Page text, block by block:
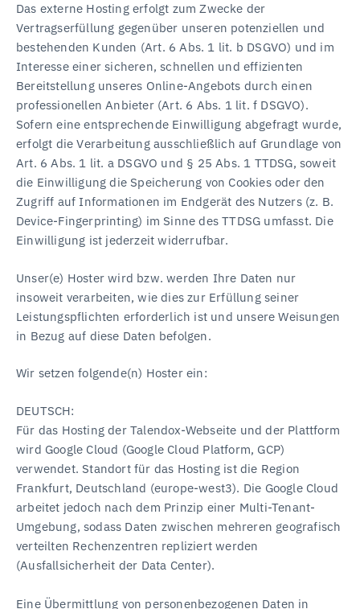
Das externe Hosting erfolgt zum Zwecke der
Vertragserfüllung gegenüber unseren potenziellen und
bestehenden Kunden (Art. 6 Abs. 1 lit. b DSGVO) und im
Interesse einer sicheren, schnellen und effizienten
Bereitstellung unseres Online-Angebots durch einen
professionellen Anbieter (Art. 6 Abs. 1 lit. f DSGVO).
Sofern eine entsprechende Einwilligung abgefragt wurde,
erfolgt die Verarbeitung ausschließlich auf Grundlage von
Art. 6 Abs. 1 lit. a DSGVO und § 25 Abs. 1 TTDSG, soweit
die Einwilligung die Speicherung von Cookies oder den
Zugriff auf Informationen im Endgerät des Nutzers (z. B.
Device-Fingerprinting) im Sinne des TTDSG umfasst. Die
Einwilligung ist jederzeit widerrufbar.
Unser(e) Hoster wird bzw. werden Ihre Daten nur
insoweit verarbeiten, wie dies zur Erfüllung seiner
Leistungspflichten erforderlich ist und unsere Weisungen
in Bezug auf diese Daten befolgen.
Wir setzen folgende(n) Hoster ein:
DEUTSCH:
Für das Hosting der Talendox-Webseite und der Plattform
wird Google Cloud (Google Cloud Platform, GCP)
verwendet. Standort für das Hosting ist die Region
Frankfurt, Deutschland (europe-west3). Die Google Cloud
arbeitet jedoch nach dem Prinzip einer Multi-Tenant-
Umgebung, sodass Daten zwischen mehreren geografisch
verteilten Rechenzentren repliziert werden
(Ausfallsicherheit der Data Center).
Eine Übermittlung von personenbezogenen Daten in